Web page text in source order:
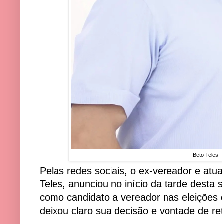
Beto Teles
Pelas redes sociais, o ex-vereador e
Teles, anunciou no início da tarde desta
como candidato a vereador nas
deixou claro sua decisão e vontade de